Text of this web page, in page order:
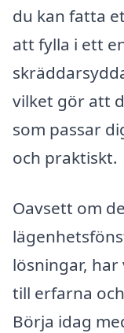
du kan fatta
att fylla i ett
vilket gör att
som passar
och praktiskt.
Oavsett om
lösningar,
till erfarna
Börja idag